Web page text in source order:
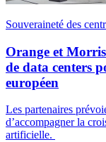
Souveraineté des
Orange et
de data centers
européen
Les partenaires
d’accompagner la
artificielle.